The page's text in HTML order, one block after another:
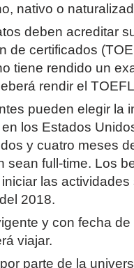
nativo o
deben acreditar
de certificados
tiene rendido un
rendir el
pueden elegir la
los Estados
y cuatro meses
sean full-time. Los
las
2018.
y con fecha
viajar.
parte de la